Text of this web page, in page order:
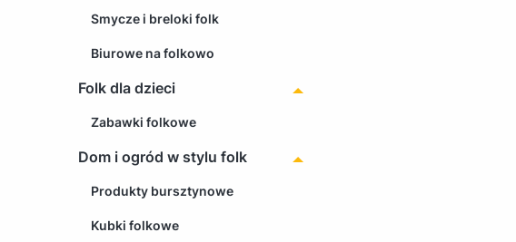
Smycze i breloki folk
Biurowe na folkowo
Folk dla dzieci
Zabawki folkowe
Dom i ogród w stylu folk
Produkty bursztynowe
Kubki folkowe